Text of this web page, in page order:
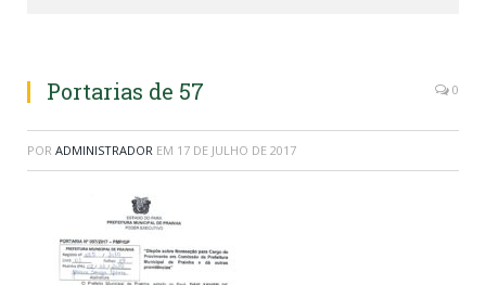
Portarias de 57 0
POR ADMINISTRADOR EM 17 DE JULHO DE 2017